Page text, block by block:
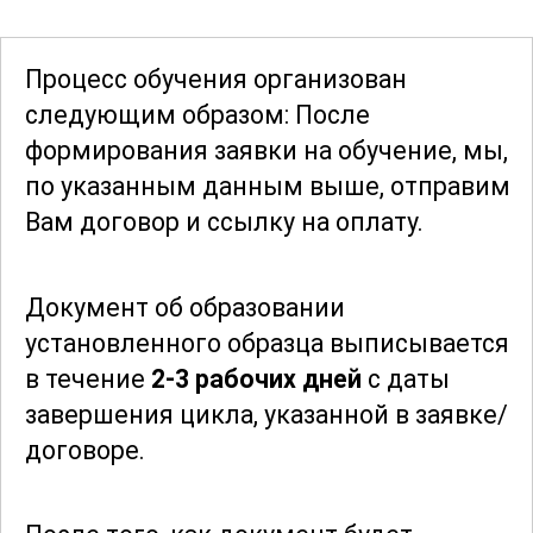
проведении гидроизоляционных работ.
Участники курса получат полезные
знания и навыки, которые помогут им
стать востребованными
специалистами в области
ориентирована напрактическое
применениеполученных знаний, что
позволяет выпускникам успешно
решать задачи любой сложности в
реальных условиях.
Процесс обучения организован
следующим образом: После
формирования заявки на обучение, мы,
по указанным данным выше, отправим
Вам договор и ссылку на оплату.
Документ об образовании
установленного образца выписывается
в течение 2-3 рабочих дней с даты
завершения цикла, указанной в заявке/
договоре.